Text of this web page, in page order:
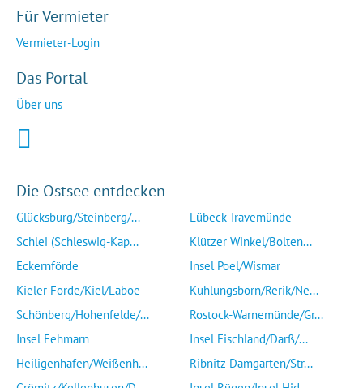
Für Vermieter
Vermieter-Login
Das Portal
Über uns
Die Ostsee entdecken
Glücksburg/Steinberg/...
Schlei (Schleswig-Kap...
Eckernförde
Kieler Förde/Kiel/Laboe
Schönberg/Hohenfelde/...
Insel Fehmarn
Heiligenhafen/Weißenh...
Lübeck-Travemünde
Klützer Winkel/Bolten...
Insel Poel/Wismar
Kühlungsborn/Rerik/Ne...
Rostock-Warnemünde/Gr...
Insel Fischland/Darß/...
Ribnitz-Damgarten/Str...